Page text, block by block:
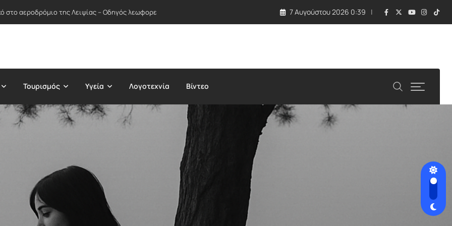
στο αεροδρόμιο της Λειψίας – Οδηγός λεωφορείου απέτρεψε πιθανή τραγωδία με εκρηκτική συσκευή σε drone
7 Αυγούστου 2026 0:39
Τουρισμός Υγεία Λογοτεχνία Βίντεο